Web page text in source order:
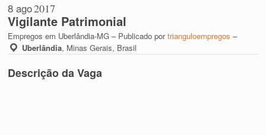
8 ago2017
Vigilante Patrimonial
Empregos em Uberlândia-MG – Publicado portrianguloempregos –
Uberlândia, Minas Gerais, Brasil
Descrição da Vaga